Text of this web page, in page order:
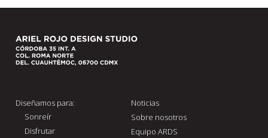
Diseñamos para:
Sonreír
Disfrutar
Noticias
Sobre nosotros
Equipo ARDS